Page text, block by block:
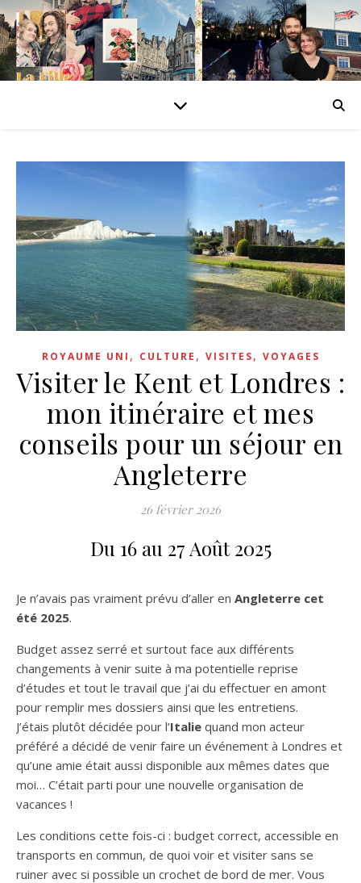
ROYAUME UNI , CULTURE , VISITES, VOYAGES
Visiter le Kent et Londres :
mon itinéraire et mes
conseils pour un séjour en
Angleterre
26 février 2026
Du 16 au 27 Août 2025
Je n’avais pas vraiment prévu d’aller en Angleterre cet
été 2025.
Budget assez serré et surtout face aux différents
changements à venir suite à ma potentielle reprise
d’études et tout le travail que j’ai du effectuer en amont
pour remplir mes dossiers ainsi que les entretiens.
J’étais plutôt décidée pour l’Italie quand mon acteur
préféré a décidé de venir faire un événement à Londres et
qu’une amie était aussi disponible aux mêmes dates que
moi… C’était parti pour une nouvelle organisation de
vacances !
Les conditions cette fois-ci : budget correct, accessible en
transports en commun, de quoi voir et visiter sans se
ruiner avec si possible un crochet de bord de mer. Vous